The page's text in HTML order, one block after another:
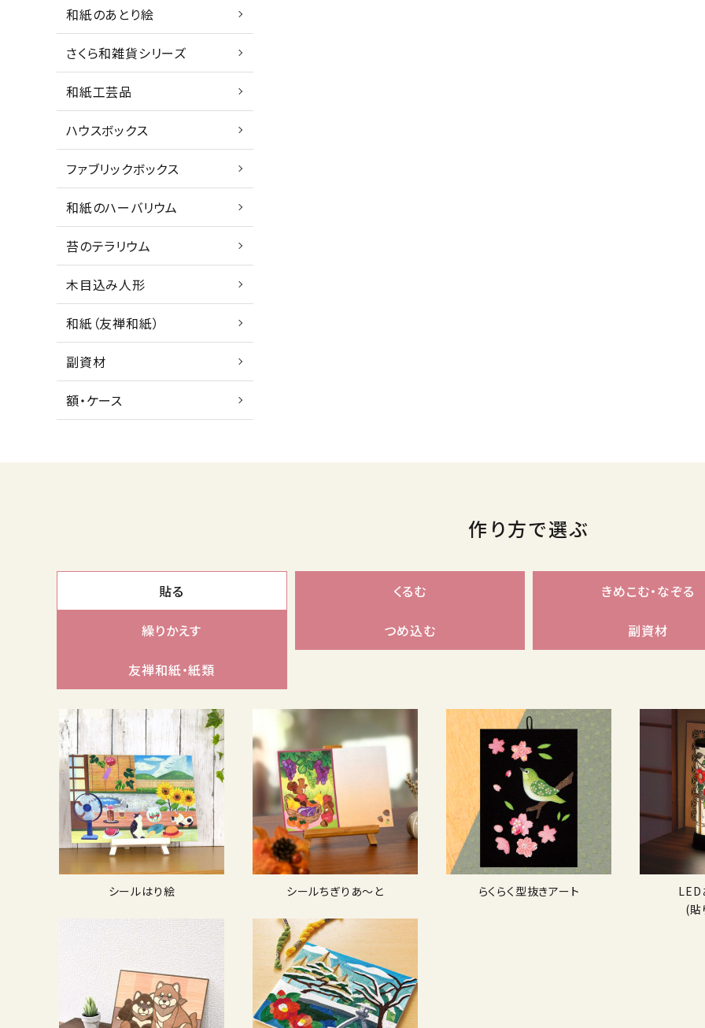
和紙のあとり絵
さくら和雑貨シリーズ
和紙工芸品
ハウスボックス
ファブリックボックス
和紙のハーバリウム
苔のテラリウム
木目込み人形
和紙（友禅和紙）
副資材
額・ケース
作り方で選ぶ
貼る くるむ きめこむ・なぞる
繰りかえす つめ込む 副資材
友禅和紙・紙類
シールはり絵 シールちぎりあ〜と らくらく型抜きアート
LED
(貼